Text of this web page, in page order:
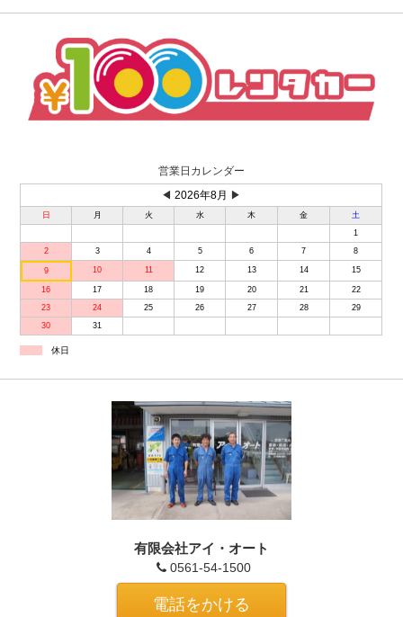
営業日カレンダー
◀ 2026年8月 ▶
日 月 火 水 木 金
土
1
2
3 4 5 6 7 8
9 10 11 12 13 14 15
16 17 18 19 20 21
22
23
24 25 26 27 28
29
30
31
休日
有限会社アイ・オート
0561-54-1500
電話をかける